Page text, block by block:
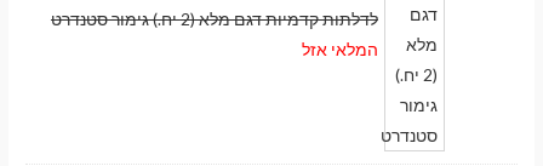
לדלתות קדמיות דגם מלא (2 יח.) גימור סטנדרט
המלאי אזל